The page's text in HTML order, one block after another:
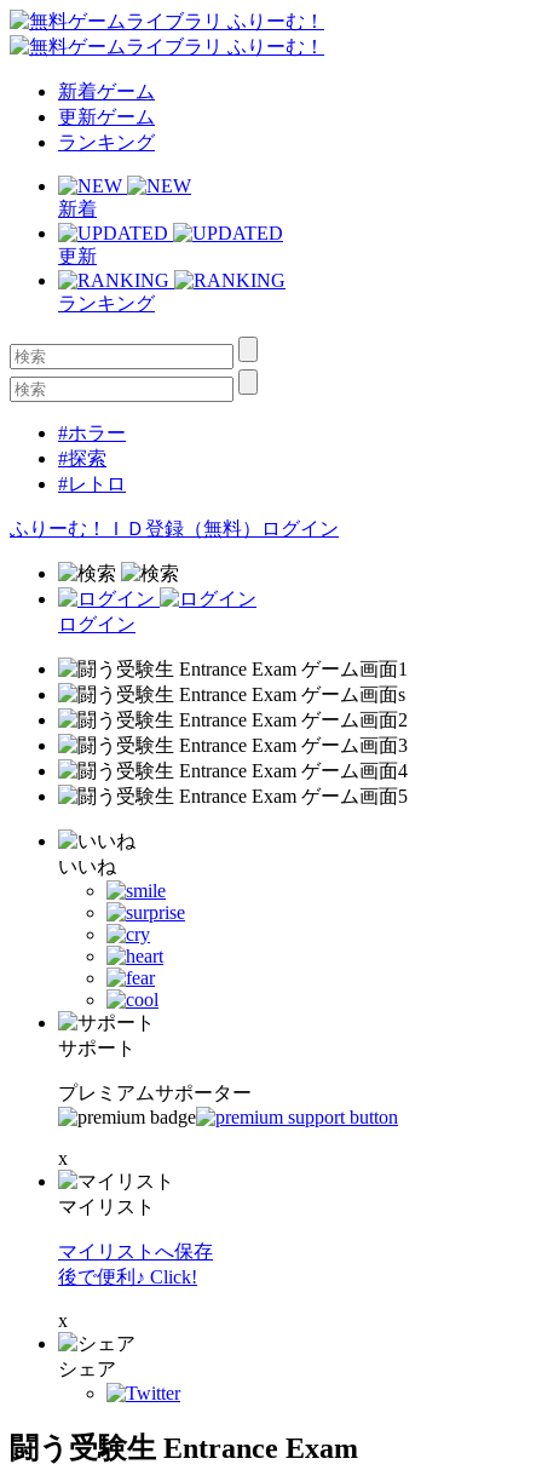
新着ゲーム
更新ゲーム
ランキング
新着
更新
ランキング
#ホラー
#探索
#レトロ
ふりーむ！ＩＤ登録（無料） ログイン
ログイン
いいね
サポート
プレミアムサポーター
x
マイリスト
マイリストへ保存
後で便利♪ Click!
x
シェア
闘う受験生 Entrance Exam